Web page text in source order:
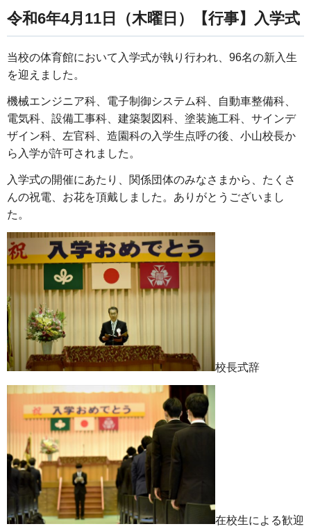
令和6年4月11日（木曜日）【行事】入学式
当校の体育館において入学式が執り行われ、96名の新入生
を迎えました。
機械エンジニア科、電子制御システム科、自動車整備科、
電気科、設備工事科、建築製図科、塗装施工科、サインデ
ザイン科、左官科、造園科の入学生点呼の後、小山校長か
ら入学が許可されました。
入学式の開催にあたり、関係団体のみなさまから、たくさ
んの祝電、お花を頂戴しました。ありがとうございまし
た。
校長式辞
在校生による歓迎